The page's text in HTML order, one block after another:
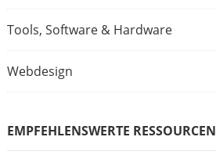
Tools, Software & Hardware
Webdesign
EMPFEHLENSWERTE RESSOURCEN